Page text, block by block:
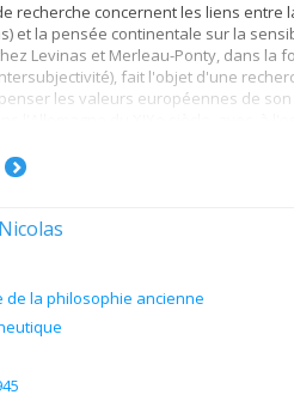
recherche concernent les liens
et la pensée continentale sur la
Levinas et Merleau-Ponty, dans la
fait l'objet d'une
les valeurs européennes de
de la philosophie ancienne